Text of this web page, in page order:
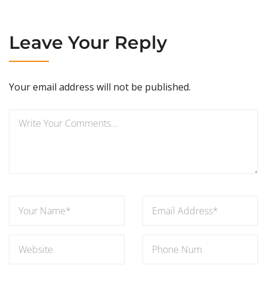
Leave Your Reply
Your email address will not be published.